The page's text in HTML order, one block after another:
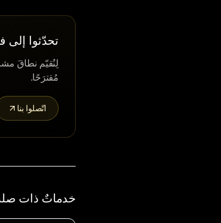
تحدّثوا إلى
مُقترَحًا.
اتّصلوا بنا
خدماتٌ ذات